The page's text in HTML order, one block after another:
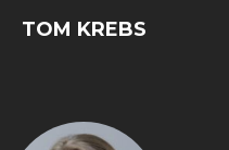
TOM KREBS